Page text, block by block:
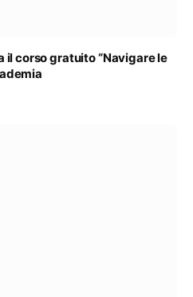
il corso gratuito “Navigare le